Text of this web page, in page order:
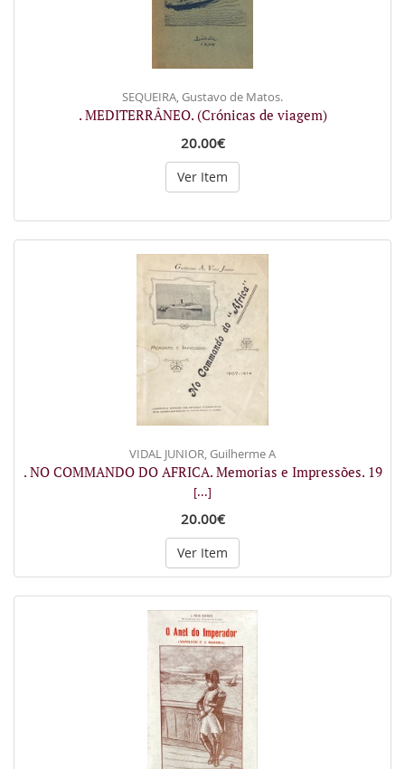
SEQUEIRA, Gustavo de Matos.
. MEDITERRÂNEO. (Crónicas de viagem)
20.00€
Ver Item
VIDAL JUNIOR, Guilherme A
. NO COMMANDO DO AFRICA. Memorias e Impressões. 19
[...]
20.00€
Ver Item